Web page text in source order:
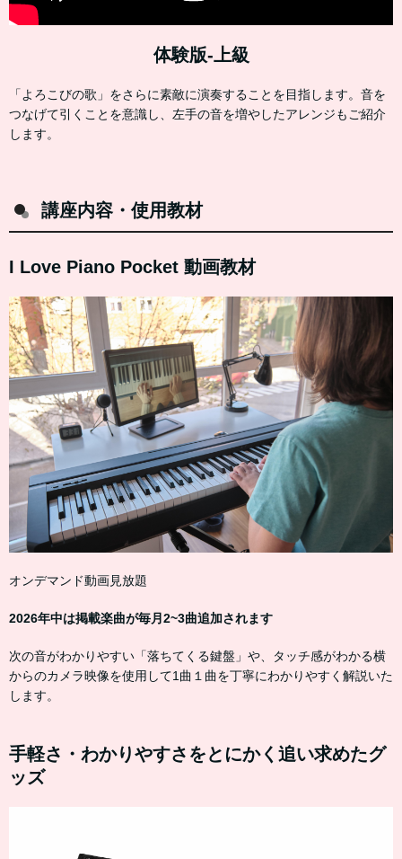
体験版-上級
「よろこびの歌」をさらに素敵に演奏することを目指します。音を
つなげて引くことを意識し、左手の音を増やしたアレンジもご紹介
します。
講座内容・使用教材
I Love Piano Pocket 動画教材
オンデマンド動画見放題
2026年中は掲載楽曲が毎月2~3曲追加されます
次の音がわかりやすい「落ちてくる鍵盤」や、タッチ感がわかる横
からのカメラ映像を使用して1曲１曲を丁寧にわかりやすく解説いた
します。
手軽さ・わかりやすさをとにかく追い求めたグ
ッズ